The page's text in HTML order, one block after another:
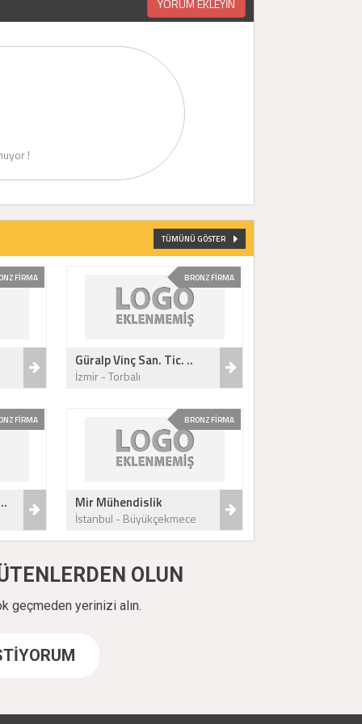
YORUM EKLEYİN
!
TÜMÜNÜ GÖSTER
FİRMA BRONZ FİRMA
Güralp Vinç San. Tic. ..
İzmir - Torbalı
FİRMA BRONZ FİRMA
Mir Mühendislik
İstanbul - Büyükçekmece
OLUN
geçmeden yerinizi alın.